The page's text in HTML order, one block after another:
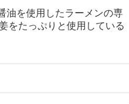
油を使用したラーメンの専
をたっぷりと使用している